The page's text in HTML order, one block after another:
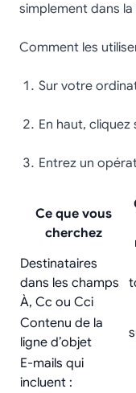
simplement dans
Comment les
Sur votre
En haut,
Entrez un
Ce que vous
cherchez
Destinataires
dans les champs
À, Cc ou Cci
Contenu de la
ligne d’objet
E-mails qui
incluent :